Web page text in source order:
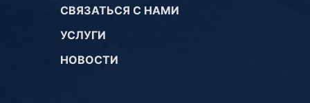
СВЯЗАТЬСЯ С НАМИ
УСЛУГИ
НОВОСТИ